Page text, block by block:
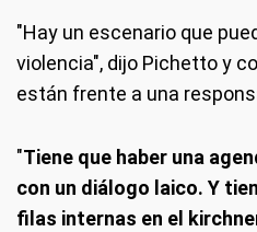
"Hay un escenario que
violencia", dijo Pichetto y
están frente a una
"Tiene que haber una
con un diálogo laico. Y
filas internas en el